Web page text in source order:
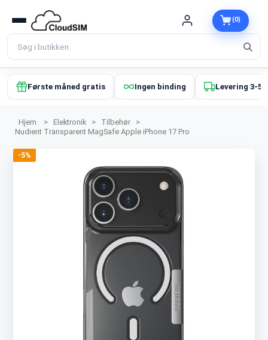
(0)
Første måned gratis Ingen binding Levering 3-5
Hjem > Elektronik > Tilbehør
>
Nudient Transparent MagSafe Apple iPhone 17 Pro
-5%